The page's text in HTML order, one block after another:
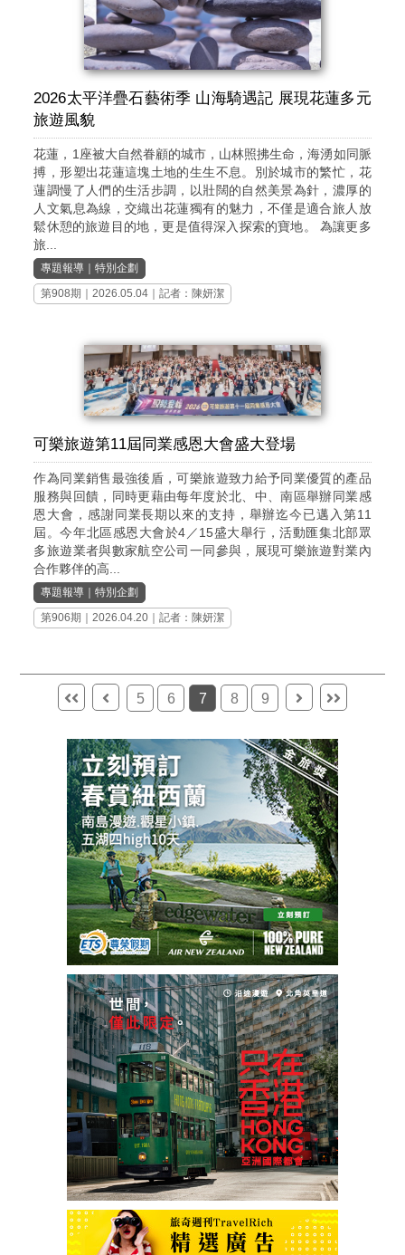
2026太平洋疊石藝術季 山海騎遇記 展現花蓮多元
旅遊風貌
花蓮，1座被大自然眷顧的城市，山林照拂生命，海湧如同脈
搏，形塑出花蓮這塊土地的生生不息。別於城市的繁忙，花
蓮調慢了人們的生活步調，以壯闊的自然美景為針，濃厚的
人文氣息為線，交織出花蓮獨有的魅力，不僅是適合旅人放
鬆休憩的旅遊目的地，更是值得深入探索的寶地。 為讓更多
旅...
專題報導 ｜特別企劃
第908期
｜2026.05.04｜記者：陳妍潔
可樂旅遊第11屆同業感恩大會盛大登場
作為同業銷售最強後盾，可樂旅遊致力給予同業優質的產品
服務與回饋，同時更藉由每年度於北、中、南區舉辦同業感
恩大會，感謝同業長期以來的支持，舉辦迄今已邁入第11
屆。今年北區感恩大會於4／15盛大舉行，活動匯集北部眾
多旅遊業者與數家航空公司一同參與，展現可樂旅遊對業內
合作夥伴的高...
專題報導 ｜特別企劃
第906期
｜2026.04.20｜記者：陳妍潔
5 6 7 8 9